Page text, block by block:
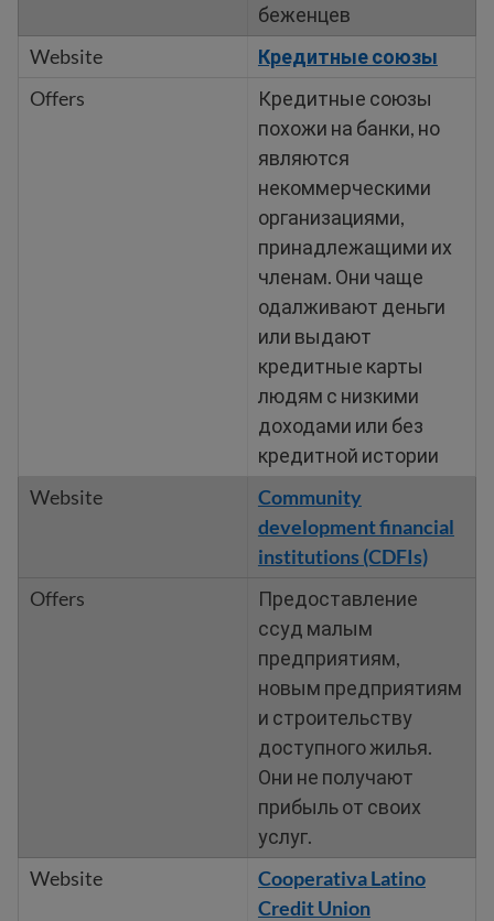
беженцев
Кредитные союзы
Кредитные союзы
похожи на банки, но
являются
некоммерческими
организациями,
принадлежащими их
членам. Они чаще
одалживают деньги
или выдают
кредитные карты
людям с низкими
доходами или без
кредитной истории
Community
development financial
institutions (CDFIs)
Предоставление
ссуд малым
предприятиям,
новым предприятиям
и строительству
доступного жилья.
Они не получают
прибыль от своих
услуг.
Cooperativa Latino
Credit Union